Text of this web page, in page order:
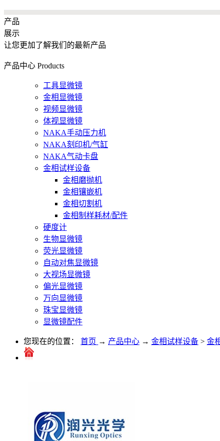
产品
展示
让您更加了解我们的最新产品
产品中心 Products
工具显微镜
金相显微镜
视频显微镜
体视显微镜
NAKA手动压力机
NAKA刻印机/气缸
NAKA气动卡盘
金相试样设备
金相磨抛机
金相镶嵌机
金相切割机
金相制样耗材/配件
硬度计
生物显微镜
荧光显微镜
自动对焦显微镜
大视场显微镜
偏光显微镜
万向显微镜
珠宝显微镜
显微镜配件
您现在的位置： 首页 → 产品中心 → 金相试样设备 > 金